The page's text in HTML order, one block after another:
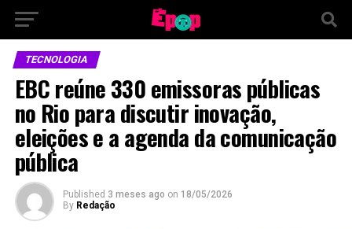
TECNOLOGIA
EBC reúne 330 emissoras públicas
no Rio para discutir inovação,
eleições e a agenda da comunicação
pública
Published 3 meses ago on 18/05/2026
By Redação